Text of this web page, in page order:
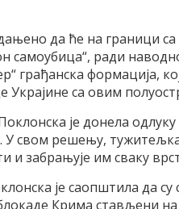
да ће на граници
самоубица“, ради
грађанска формација,
Украјине са овим
је донела
У свом решењу,
и забрањује им сваку
је саопштила да
Крима стављени